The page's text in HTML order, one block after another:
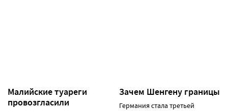
Малийские туареги
провозгласили
Зачем Шенгену границы
Германия стала третьей